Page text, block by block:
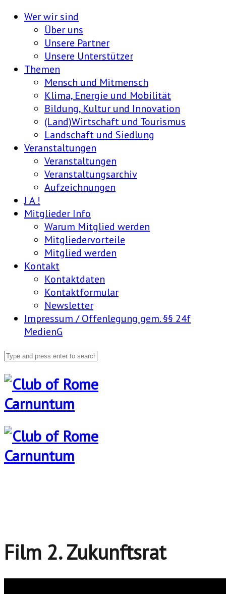
Wer wir sind
Über uns
Unsere Partner
Unsere Unterstützer
Themen
Mensch und Mitmensch
Klima, Energie und Mobilität
Bildung, Kultur und Innovation
(Land)Wirtschaft und Tourismus
Landschaft und Siedlung
Veranstaltungen
Veranstaltungen
Veranstaltungsarchiv
Aufzeichnungen
J A !
Mitglieder Info
Warum Mitglied werden
Mitgliedervorteile
Mitglied werden
Kontakt
Kontaktdaten
Kontaktformular
Newsletter
Impressum / Offenlegung gem. §§ 24f
MedienG
Film 2. Zukunftsrat